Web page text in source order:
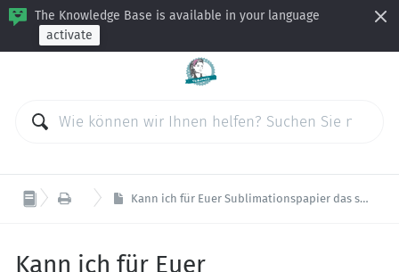
The Knowledge Base is available in your language
activate
 Plotten Kann ich für Euer Sublimationspapier das stufenlos einstellbare Silhouette-Messer aus dem Shop nutzen?
Kann ich für Euer